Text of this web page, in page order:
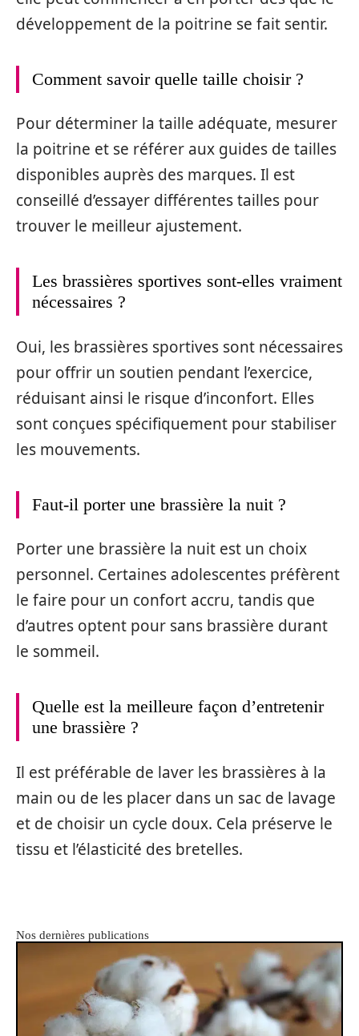
développement de la poitrine se fait sentir.
Comment savoir quelle taille choisir ?
Pour déterminer la taille adéquate, mesurer
la poitrine et se référer aux guides de tailles
disponibles auprès des marques. Il est
conseillé d’essayer différentes tailles pour
trouver le meilleur ajustement.
Les brassières sportives sont-elles vraiment
nécessaires ?
Oui, les brassières sportives sont nécessaires
pour offrir un soutien pendant l’exercice,
réduisant ainsi le risque d’inconfort. Elles
sont conçues spécifiquement pour stabiliser
les mouvements.
Faut-il porter une brassière la nuit ?
Porter une brassière la nuit est un choix
personnel. Certaines adolescentes préfèrent
le faire pour un confort accru, tandis que
d’autres optent pour sans brassière durant
le sommeil.
Quelle est la meilleure façon d’entretenir
une brassière ?
Il est préférable de laver les brassières à la
main ou de les placer dans un sac de lavage
et de choisir un cycle doux. Cela préserve le
tissu et l’élasticité des bretelles.
Nos dernières publications